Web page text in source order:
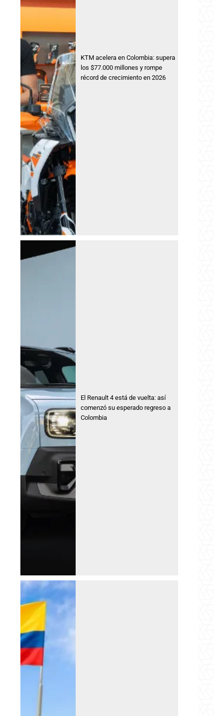
KTM acelera en Colombia: supera
los $77.000 millones y rompe
récord de crecimiento en 2026
El Renault 4 está de vuelta: así
comenzó su esperado regreso a
Colombia